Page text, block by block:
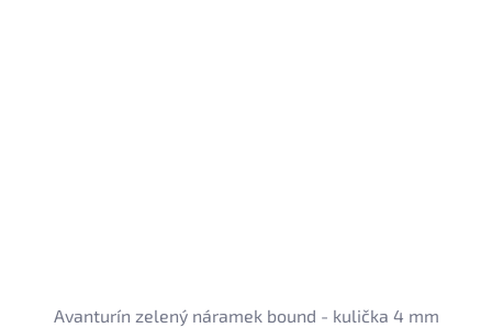
Avanturín zelený náramek bound - kulička 4 mm